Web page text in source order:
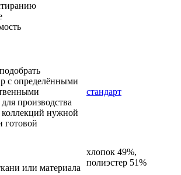
с определёнными
производства
нужной
готовой
стандарт
или материала
хлопок 49%,
полиэстер 51%